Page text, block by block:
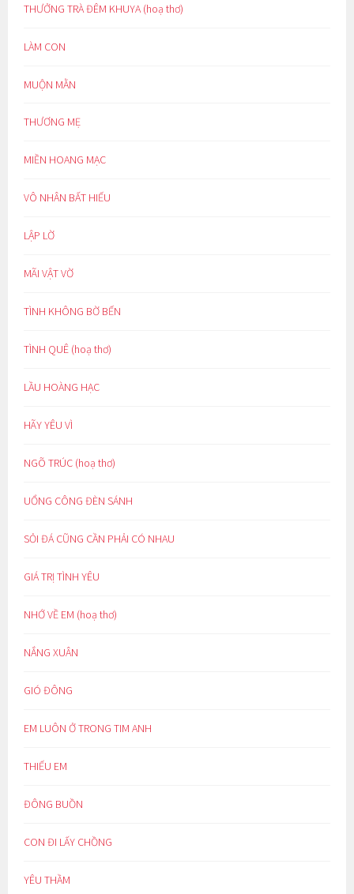
THƯỞNG TRÀ ĐÊM KHUYA (hoạ thơ)
LÀM CON
MUỘN MẰN
THƯƠNG MẸ
MIỀN HOANG MẠC
VÔ NHÂN BẤT HIẾU
LẬP LỜ
MÃI VẬT VỜ
TÌNH KHÔNG BỜ BẾN
TÌNH QUÊ (hoạ thơ)
LẦU HOÀNG HẠC
HÃY YÊU VÌ
NGÕ TRÚC (hoạ thơ)
UỔNG CÔNG ĐÈN SÁNH
SỎI ĐÁ CŨNG CẦN PHẢI CÓ NHAU
GIÁ TRỊ TÌNH YÊU
NHỚ VỀ EM (hoạ thơ)
NẮNG XUÂN
GIÓ ĐÔNG
EM LUÔN Ở TRONG TIM ANH
THIẾU EM
ĐÔNG BUỒN
CON ĐI LẤY CHỒNG
YÊU THẦM